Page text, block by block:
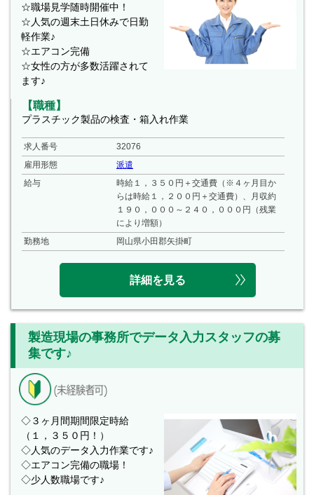
☆職場見学随時開催中！
☆人気の週末土日休みで日勤
軽作業♪
☆エアコン完備
☆女性の方が多数活躍されて
ます♪
【職種】
プラスチック製品の検査・箱入れ作業
求人番号
32076
雇用形態
派遣
給与
時給１，３５０円＋交通費（※４ヶ月目か
らは時給１，２００円＋交通費）、月収約
１９０，０００～２４０，０００円（残業
により増額）
勤務地
岡山県小田郡矢掛町
詳細を見る
製造現場の事務所でデータ入力スタッフの募
集です♪
◇３ヶ月間期間限定時給
（１，３５０円！）
◇人気のデータ入力作業です♪
◇エアコン完備の職場！
◇少人数職場です♪